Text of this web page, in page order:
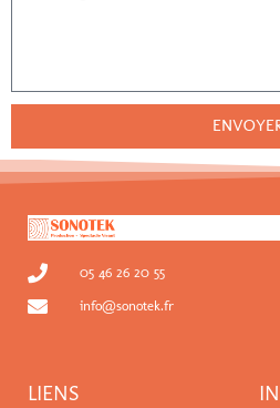
05 46 26 20 55
info@sonotek.fr
LIENS